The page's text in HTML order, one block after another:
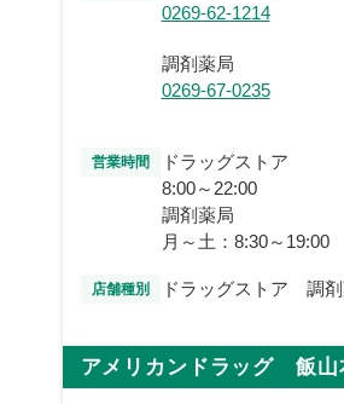
0269-62-1214
調剤薬局
0269-67-0235
営業時間
ドラッグストア
8:00～22:00
調剤薬局
月～土：8:30～19:00
店舗種別 ドラッグストア 調
アメリカンドラッグ 飯山